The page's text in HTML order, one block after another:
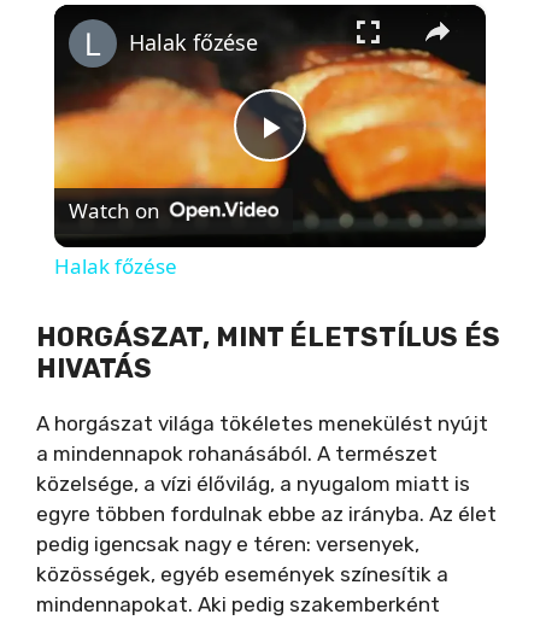
×
P
l
V
i
d
Halak főzése
Watch on
Halak főzése
HORGÁSZAT, MINT ÉLETSTÍLUS ÉS
HIVATÁS
A horgászat világa tökéletes menekülést nyújt
a mindennapok rohanásából. A természet
közelsége, a vízi élővilág, a nyugalom miatt is
egyre többen fordulnak ebbe az irányba. Az élet
pedig igencsak nagy e téren: versenyek,
közösségek, egyéb események színesítik a
mindennapokat. Aki pedig szakemberként